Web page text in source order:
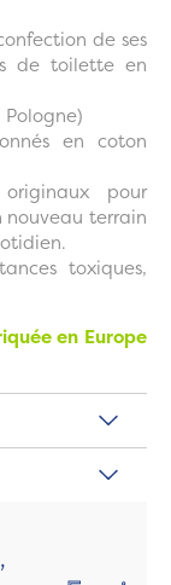
de ses
de toilette en
en coton
pour
terrain
toxiques,
en Europe